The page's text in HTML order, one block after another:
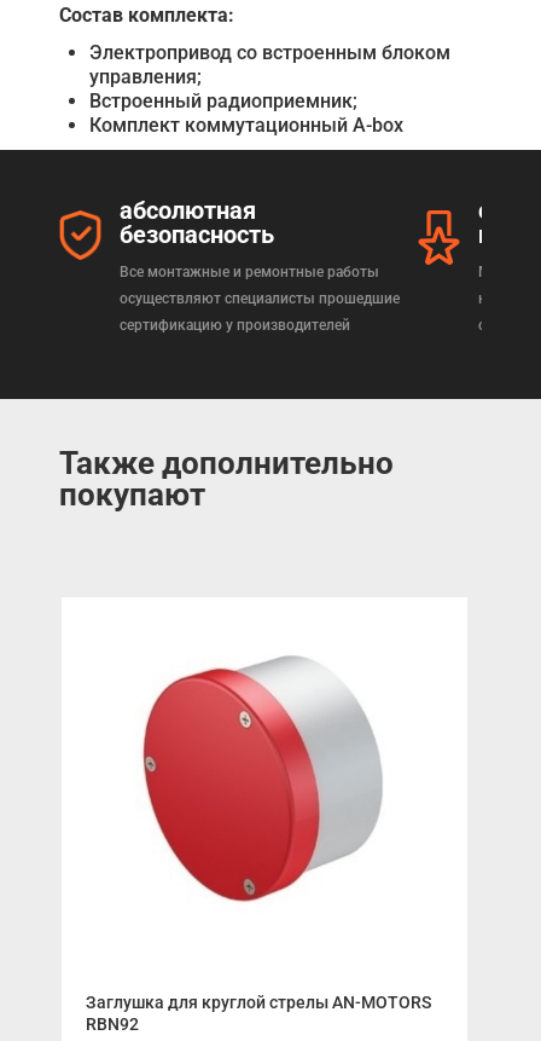
Состав комплекта:
Электропривод со встроенным блоком
управления;
Встроенный радиоприемник;
Комплект коммутационный A-box
абсолютная
безопасность
Все монтажные и ремонтные работы
осуществляют специалисты прошедшие
сертификацию у производителей
Мы
Также дополнительно
покупают
Заглушка для круглой стрелы AN-MOTORS
RBN92